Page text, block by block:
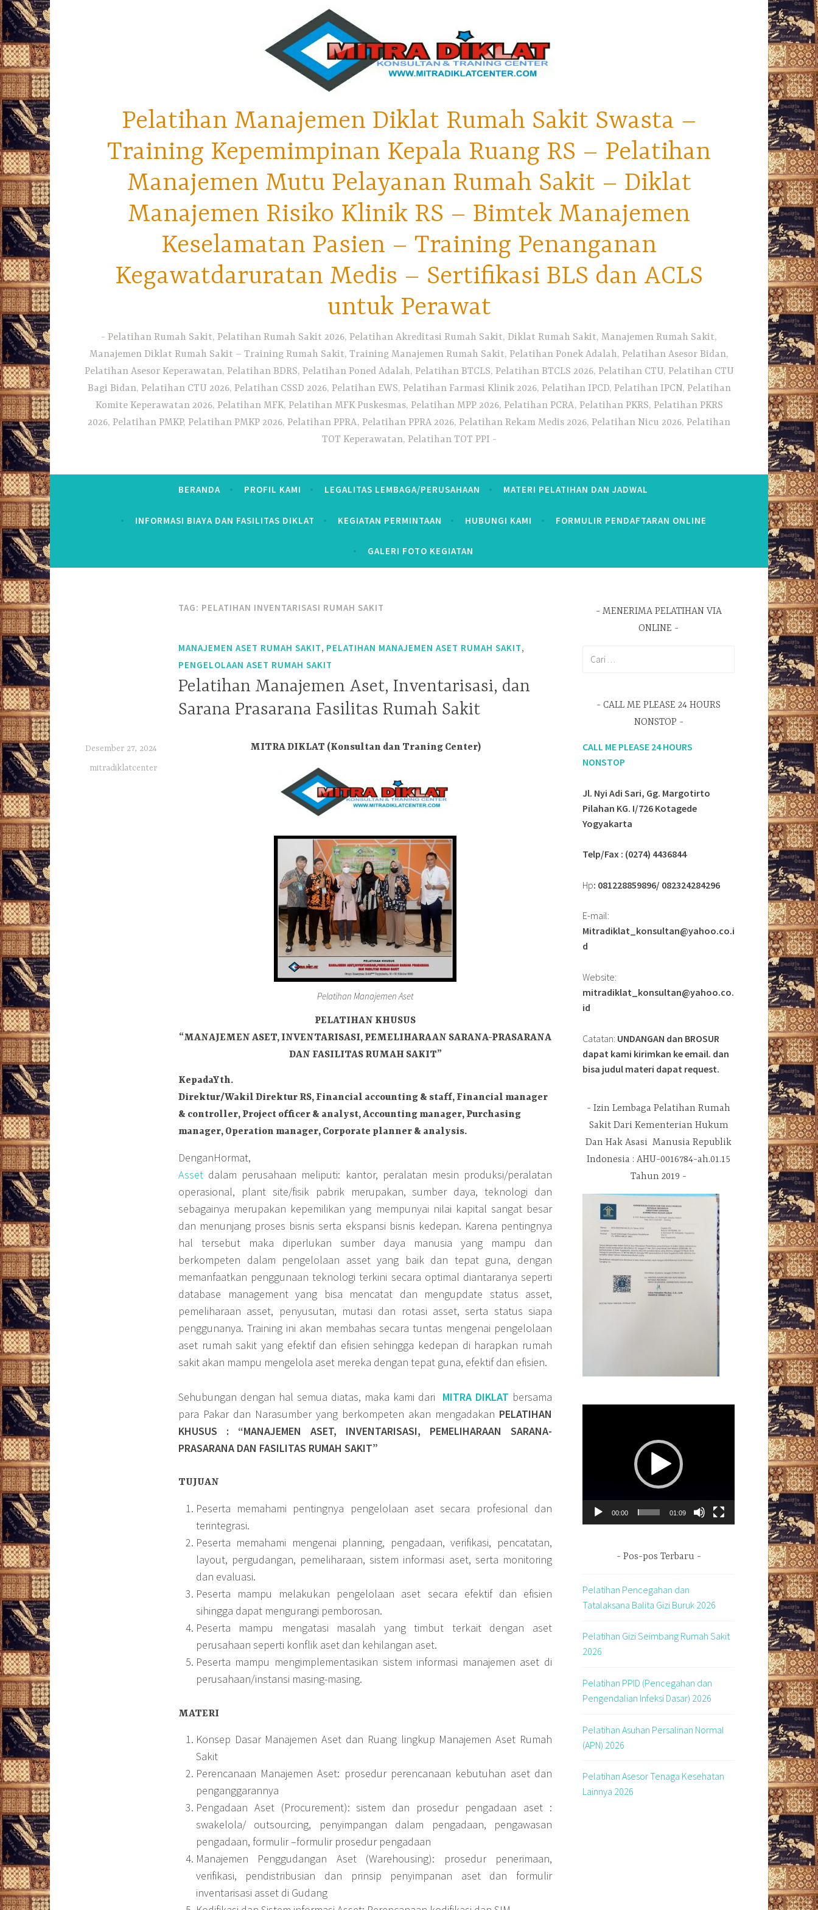
Pelatihan Manajemen Diklat Rumah Sakit Swasta –
Training Kepemimpinan Kepala Ruang RS – Pelatihan
Manajemen Mutu Pelayanan Rumah Sakit – Diklat
Manajemen Risiko Klinik RS – Bimtek Manajemen
Keselamatan Pasien – Training Penanganan
Kegawatdaruratan Medis – Sertifikasi BLS dan ACLS
untuk Perawat
Pelatihan Rumah Sakit, Pelatihan Rumah Sakit 2026, Pelatihan Akreditasi Rumah Sakit, Diklat Rumah Sakit, Manajemen Rumah Sakit,
Manajemen Diklat Rumah Sakit – Training Rumah Sakit, Training Manajemen Rumah Sakit, Pelatihan Ponek Adalah, Pelatihan Asesor Bidan,
Pelatihan Asesor Keperawatan, Pelatihan BDRS, Pelatihan Poned Adalah, Pelatihan BTCLS, Pelatihan BTCLS 2026, Pelatihan CTU, Pelatihan CTU
Bagi Bidan, Pelatihan CTU 2026, Pelatihan CSSD 2026, Pelatihan EWS, Pelatihan Farmasi Klinik 2026, Pelatihan IPCD, Pelatihan IPCN, Pelatihan
Komite Keperawatan 2026, Pelatihan MFK, Pelatihan MFK Puskesmas, Pelatihan MPP 2026, Pelatihan PCRA, Pelatihan PKRS, Pelatihan PKRS
2026, Pelatihan PMKP, Pelatihan PMKP 2026, Pelatihan PPRA, Pelatihan PPRA 2026, Pelatihan Rekam Medis 2026, Pelatihan Nicu 2026, Pelatihan
TOT Keperawatan, Pelatihan TOT PPI
BERANDA PROFIL KAMI LEGALITAS LEMBAGA/PERUSAHAAN MATERI PELATIHAN DAN JADWAL
INFORMASI BIAYA DAN FASILITAS DIKLAT KEGIATAN PERMINTAAN HUBUNGI KAMI FORMULIR PENDAFTARAN ONLINE
GALERI FOTO KEGIATAN
TAG: PELATIHAN INVENTARISASI RUMAH SAKIT
MANAJEMEN ASET RUMAH SAKIT, PELATIHAN MANAJEMEN ASET RUMAH SAKIT,
PENGELOLAAN ASET RUMAH SAKIT
Pelatihan Manajemen Aset, Inventarisasi, dan
Sarana Prasarana Fasilitas Rumah Sakit
Desember 27, 2024
mitradiklatcenter
MITRA DIKLAT (Konsultan dan Traning Center)
Pelatihan Manajemen Aset
PELATIHAN KHUSUS
“MANAJEMEN ASET, INVENTARISASI, PEMELIHARAAN SARANA-PRASARANA
DAN FASILITAS RUMAH SAKIT”
KepadaYth.
Direktur/Wakil Direktur RS, Financial accounting & staff, Financial manager
& controller, Project officer & analyst, Accounting manager, Purchasing
manager, Operation manager, Corporate planner & analysis.
DenganHormat,
Asset dalam perusahaan meliputi: kantor, peralatan mesin produksi/peralatan
operasional, plant site/fisik pabrik merupakan, sumber daya, teknologi dan
sebagainya merupakan kepemilikan yang mempunyai nilai kapital sangat besar
dan menunjang proses bisnis serta ekspansi bisnis kedepan. Karena pentingnya
hal tersebut maka diperlukan sumber daya manusia yang mampu dan
berkompeten dalam pengelolaan asset yang baik dan tepat guna, dengan
memanfaatkan penggunaan teknologi terkini secara optimal diantaranya seperti
database management yang bisa mencatat dan mengupdate status asset,
pemeliharaan asset, penyusutan, mutasi dan rotasi asset, serta status siapa
penggunanya. Training ini akan membahas secara tuntas mengenai pengelolaan
aset rumah sakit yang efektif dan efisien sehingga kedepan di harapkan rumah
sakit akan mampu mengelola aset mereka dengan tepat guna, efektif dan efisien.
Sehubungan dengan hal semua diatas, maka kami dari MITRA DIKLAT bersama
para Pakar dan Narasumber yang berkompeten akan mengadakan PELATIHAN
KHUSUS : “MANAJEMEN ASET, INVENTARISASI, PEMELIHARAAN SARANA-
PRASARANA DAN FASILITAS RUMAH SAKIT”
TUJUAN
Peserta memahami pentingnya pengelolaan aset secara profesional dan
terintegrasi.
Peserta memahami mengenai planning, pengadaan, verifikasi, pencatatan,
layout, pergudangan, pemeliharaan, sistem informasi aset, serta monitoring
dan evaluasi.
Peserta mampu melakukan pengelolaan aset secara efektif dan efisien
sihingga dapat mengurangi pemborosan.
Peserta mampu mengatasi masalah yang timbut terkait dengan aset
perusahaan seperti konflik aset dan kehilangan aset.
Peserta mampu mengimplementasikan sistem informasi manajemen aset di
perusahaan/instansi masing-masing.
MATERI
Konsep Dasar Manajemen Aset dan Ruang lingkup Manajemen Aset Rumah
Sakit
Perencanaan Manajemen Aset: prosedur perencanaan kebutuhan aset dan
penganggarannya
Pengadaan Aset (Procurement): sistem dan prosedur pengadaan aset :
swakelola/ outsourcing, penyimpangan dalam pengadaan, pengawasan
pengadaan, formulir –formulir prosedur pengadaan
Manajemen Penggudangan Aset (Warehousing): prosedur penerimaan,
verifikasi, pendistribusian dan prinsip penyimpanan aset dan formulir
inventarisasi asset di Gudang
MENERIMA PELATIHAN VIA
ONLINE
CALL ME PLEASE 24 HOURS
NONSTOP
CALL ME PLEASE 24 HOURS
NONSTOP
Jl. Nyi Adi Sari, Gg. Margotirto
Pilahan KG. I/726 Kotagede
Yogyakarta
Telp/Fax : (0274) 4436844
Hp: 081228859896/ 082324284296
E-mail:
Mitradiklat_konsultan@yahoo.co.i
d
Website:
mitradiklat_konsultan@yahoo.co.
id
Catatan: UNDANGAN dan BROSUR
dapat kami kirimkan ke email. dan
bisa judul materi dapat request.
Izin Lembaga Pelatihan Rumah
Sakit Dari Kementerian Hukum
Dan Hak Asasi Manusia Republik
Indonesia : AHU-0016784-ah.01.15
Tahun 2019
00:00 01:09
Pos-pos Terbaru
Pelatihan Pencegahan dan
Tatalaksana Balita Gizi Buruk 2026
Pelatihan Gizi Seimbang Rumah Sakit
2026
Pelatihan PPID (Pencegahan dan
Pengendalian Infeksi Dasar) 2026
Pelatihan Asuhan Persalinan Normal
(APN) 2026
Pelatihan Asesor Tenaga Kesehatan
Lainnya 2026